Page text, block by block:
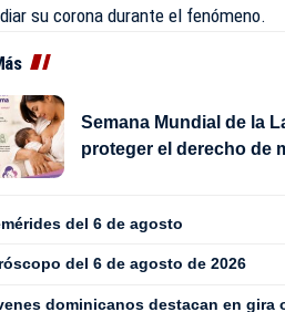
su corona durante el fenómeno.
Semana Mundial de la
proteger el derecho de
del 6 de agosto
del 6 de agosto de 2026
dominicanos destacan en